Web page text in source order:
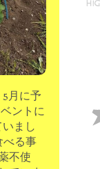
月に予
ントに
まし
べる事
不使